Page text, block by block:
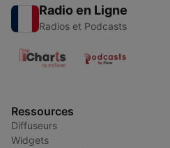
Radio en Ligne
Radios et Podcasts
Ressources
Diffuseurs
Widgets